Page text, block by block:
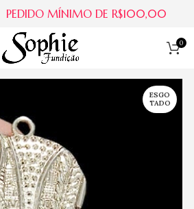
0
ESGO
TADO
PEDIDO MÍNIMO DE R$100,00